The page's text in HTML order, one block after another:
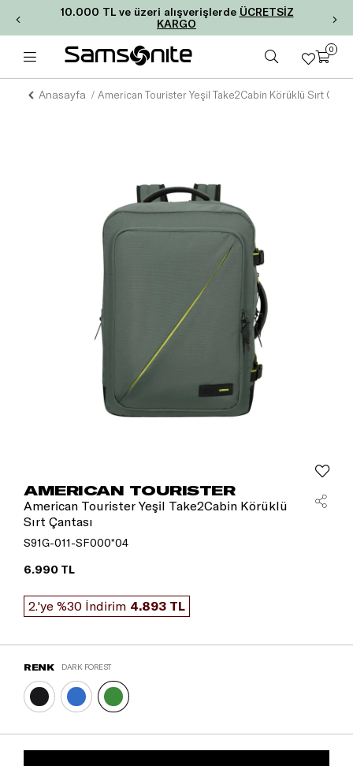
10.000 TL ve üzeri alışverişlerde ÜCRETSİZ
KARGO
0
Anasayfa
AMERICAN TOURISTER
American Tourister Yeşil Take2Cabin Körüklü
Sırt Çantası
S91G-011-SF000*04
6.990 TL
2.'ye %30 İndirim 4.893 TL
RENK DARK FOREST